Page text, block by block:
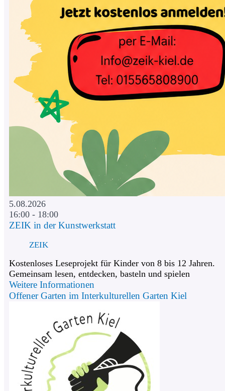
5.08.2026
16:00 - 18:00
ZEIK in der Kunstwerkstatt
ZEIK
Kostenloses Leseprojekt für Kinder von 8 bis 12 Jahren.
Gemeinsam lesen, entdecken, basteln und spielen
Weitere Informationen
Offener Garten im Interkulturellen Garten Kiel